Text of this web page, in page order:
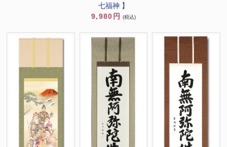
七福神 】
9,980円
(税込)